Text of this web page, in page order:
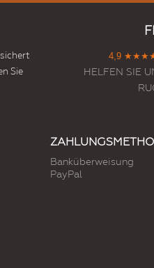
Sie
4,9
HELFEN SIE
Banküberweisung
PayPal